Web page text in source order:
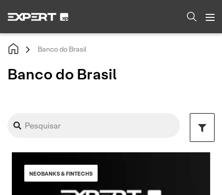
Banco do Brasil
Banco do Brasil
NEOBANKS & FINTECHS